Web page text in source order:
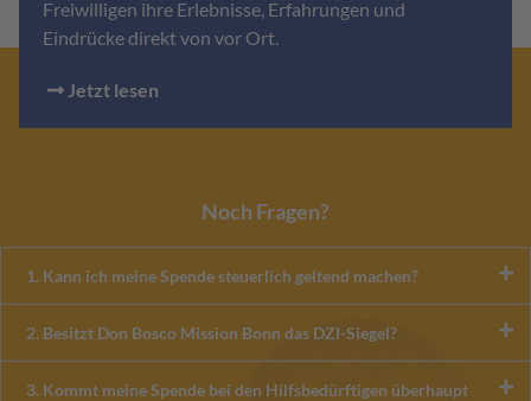
Freiwilligen ihre Erlebnisse, Erfahrungen und
Eindrücke direkt von vor Ort.
Jetzt lesen
Noch Fragen?
1. Kann ich meine Spende steuerlich geltend machen?
2. Besitzt Don Bosco Mission Bonn das DZI-Siegel?
3. Kommt meine Spende bei den Hilfsbedürftigen überhaupt